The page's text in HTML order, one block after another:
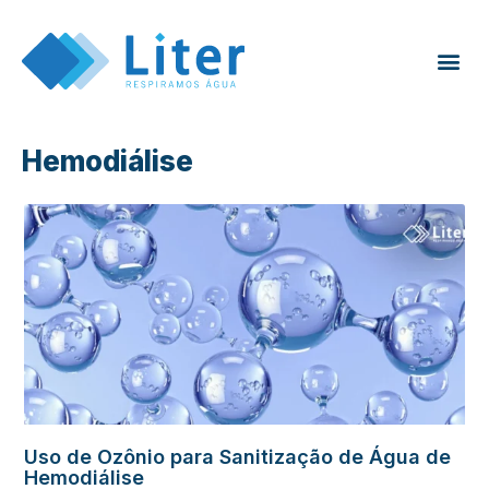
Hemodiálise
Uso de Ozônio para Sanitização de Água de
Hemodiálise